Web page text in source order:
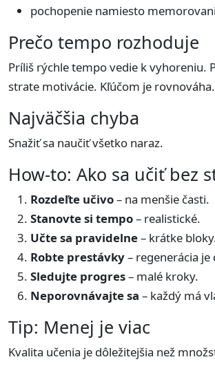
pochopenie namiesto
Prečo tempo rozhoduje
Príliš rýchle tempo vedie k vyhoreniu.
strate motivácie. Kľúčom je rovnováha.
Najväčšia chyba
Snažiť sa naučiť všetko naraz.
How-to: Ako sa učiť bez
Rozdeľte učivo– na menšie časti.
Stanovte si tempo– realistické.
Učte sa pravidelne– krátke
Robte prestávky– regenerácia je
Sledujte progres– malé kroky.
Neporovnávajte sa – každý má
Tip: Menej je viac
Kvalita učenia je dôležitejšia než